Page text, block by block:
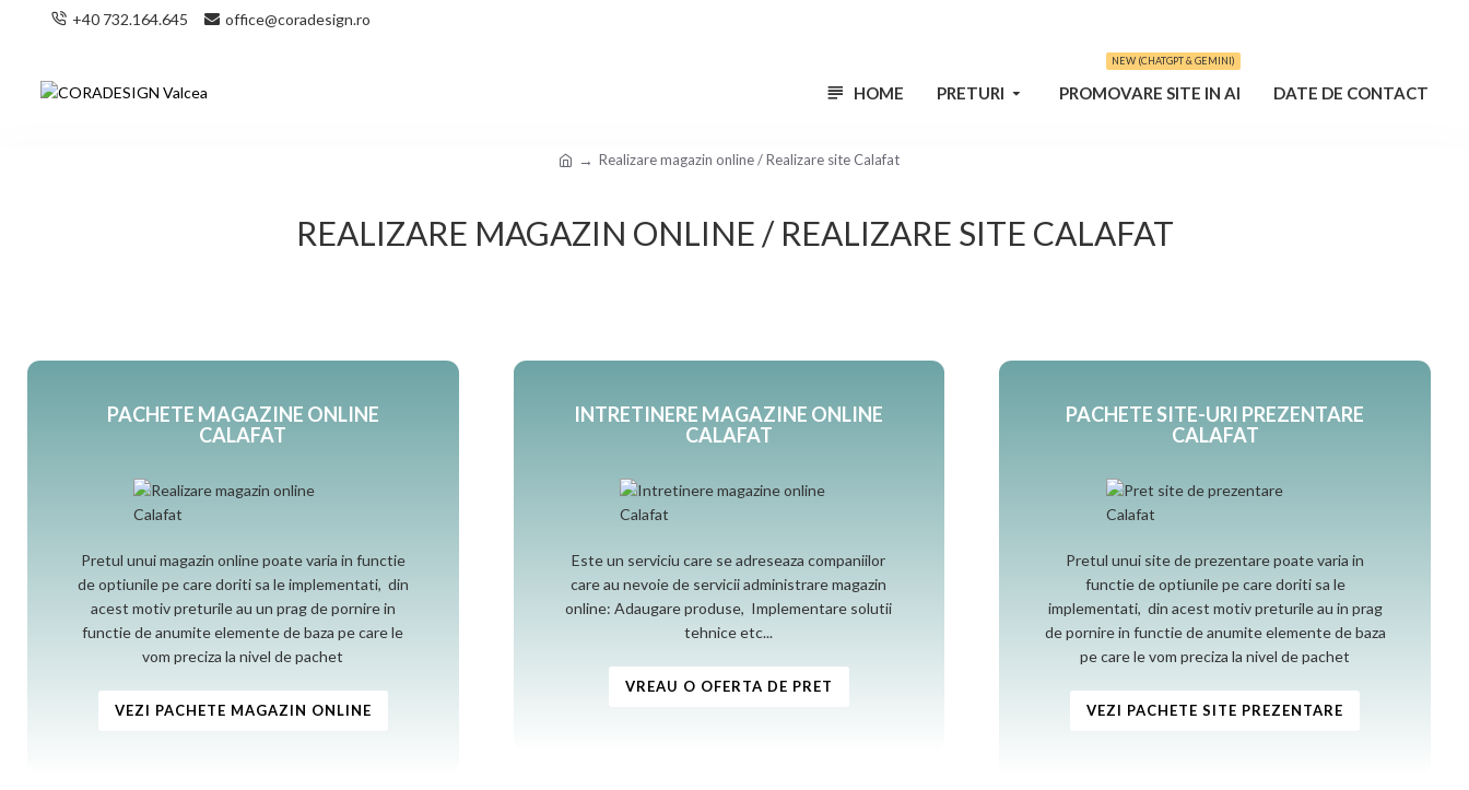
+40 732.164.645 office@coradesign.ro
HOME PRETURI PROMOVARE SITE IN AI
NEW (CHATGPT & GEMINI)
DATE DE CONTACT
Realizare magazin online / Realizare site Calafat
REALIZARE MAGAZIN ONLINE / REALIZARE SITE CALAFAT
PACHETE MAGAZINE ONLINE
CALAFAT
Pretul unui magazin online poate varia in functie
de optiunile pe care doriti sa le implementati, din
acest motiv preturile au un prag de pornire in
functie de anumite elemente de baza pe care le
vom preciza la nivel de pachet
VEZI PACHETE MAGAZIN ONLINE
INTRETINERE MAGAZINE ONLINE
CALAFAT
Este un serviciu care se adreseaza companiilor
care au nevoie de servicii administrare magazin
online: Adaugare produse, Implementare solutii
tehnice etc...
VREAU O OFERTA DE PRET
PACHETE SITE-URI PREZENTARE
CALAFAT
Pretul unui site de prezentare poate varia in
functie de optiunile pe care doriti sa le
implementati, din acest motiv preturile au in prag
de pornire in functie de anumite elemente de baza
pe care le vom preciza la nivel de pachet
VEZI PACHETE SITE PREZENTARE